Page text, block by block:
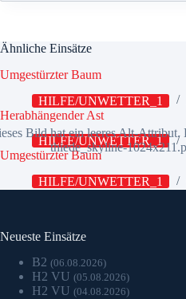
Ähnliche Einsätze
Umgestürzter Baum
HILFE/UNWETTER_1
Herabhängender Ast
HILFE/UNWETTER_1
Umgestürzter Baum
HILFE/UNWETTER_1
Neueste Einsätze
B2 (06.08.2026)
H2 VU (05.08.2026)
H2 VU (04.08.2026)